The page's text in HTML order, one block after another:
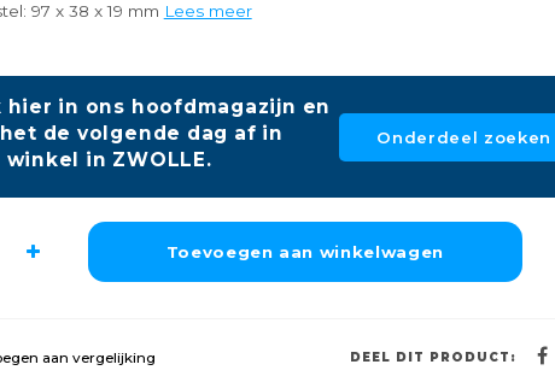
97 x 38 x 19 mm Lees meer
hier in ons hoofdmagazijn en
de volgende dag af in
winkel in ZWOLLE.
Onderdeel zoeken
Toevoegen aan winkelwagen
aan vergelijking DEEL DIT PRODUCT: